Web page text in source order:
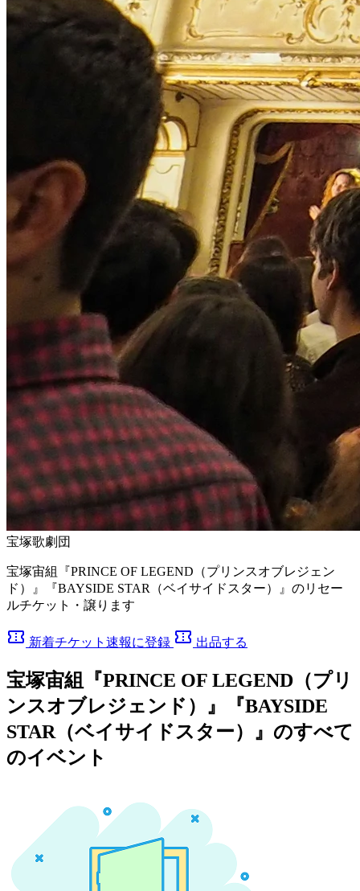
宝塚歌劇団
宝塚宙組『PRINCE OF LEGEND（プリンスオブレジェン
ド）』『BAYSIDE STAR（ベイサイドスター）』のリセー
ルチケット・譲ります
confirmation_number 新着チケット速報に登録 confirmation_number 出品する
宝塚宙組『PRINCE OF LEGEND（プリ
ンスオブレジェンド）』『BAYSIDE
STAR（ベイサイドスター）』のすべて
のイベント